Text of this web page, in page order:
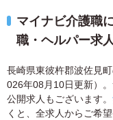
マイナビ介護職
職・ヘルパー求
長崎県東彼杵郡波佐見
026年08月10日更新）
公開求人もございます。
くと、全求人からご希